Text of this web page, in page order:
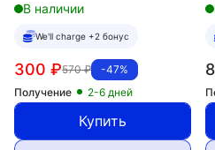
В наличии
We'll charge +2 бонус
-47%
570₽
300 ₽
Получение 2-6 дней
Купить